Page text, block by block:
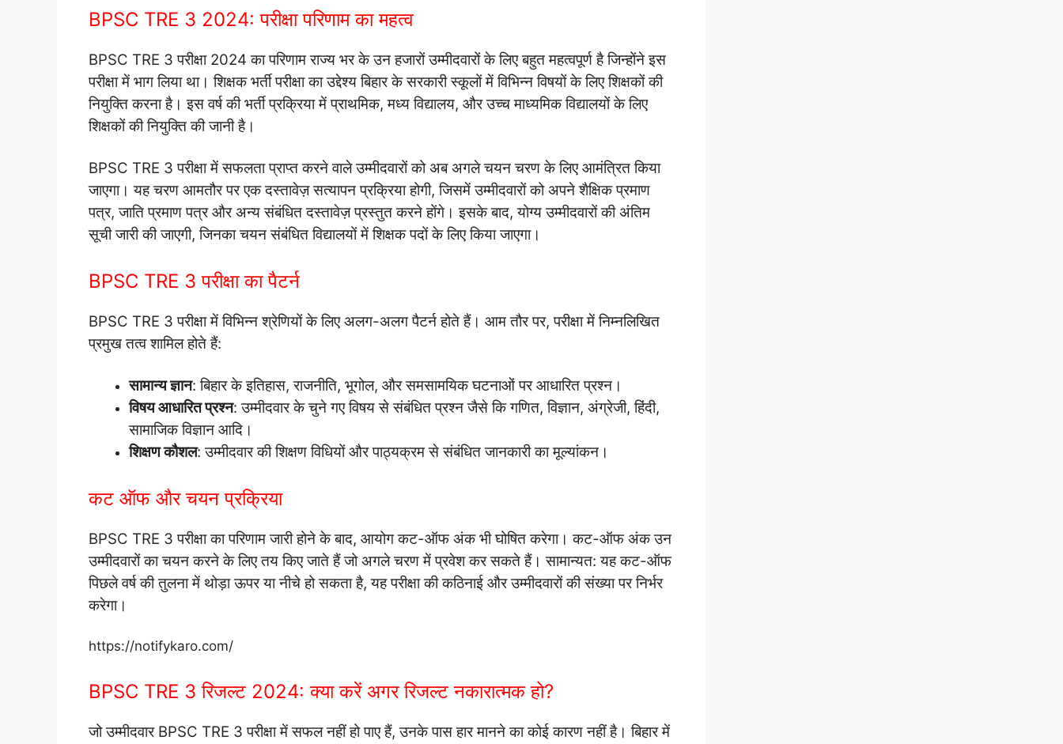
BPSC TRE 3 2024: परीक्षा परिणाम का महत्व
BPSC TRE 3 परीक्षा 2024 का परिणाम राज्य भर के उन हजारों उम्मीदवारों के लिए बहुत महत्वपूर्ण है जिन्होंने इस
परीक्षा में भाग लिया था। शिक्षक भर्ती परीक्षा का उद्देश्य बिहार के सरकारी स्कूलों में विभिन्न विषयों के लिए शिक्षकों की
नियुक्ति करना है। इस वर्ष की भर्ती प्रक्रिया में प्राथमिक, मध्य विद्यालय, और उच्च माध्यमिक विद्यालयों के लिए
शिक्षकों की नियुक्ति की जानी है।
BPSC TRE 3 परीक्षा में सफलता प्राप्त करने वाले उम्मीदवारों को अब अगले चयन चरण के लिए आमंत्रित किया
जाएगा। यह चरण आमतौर पर एक दस्तावेज़ सत्यापन प्रक्रिया होगी, जिसमें उम्मीदवारों को अपने शैक्षिक प्रमाण
पत्र, जाति प्रमाण पत्र और अन्य संबंधित दस्तावेज़ प्रस्तुत करने होंगे। इसके बाद, योग्य उम्मीदवारों की अंतिम
सूची जारी की जाएगी, जिनका चयन संबंधित विद्यालयों में शिक्षक पदों के लिए किया जाएगा।
BPSC TRE 3 परीक्षा का पैटर्न
BPSC TRE 3 परीक्षा में विभिन्न श्रेणियों के लिए अलग-अलग पैटर्न होते हैं। आम तौर पर, परीक्षा में निम्नलिखित
प्रमुख तत्व शामिल होते हैं:
सामान्य ज्ञान: बिहार के इतिहास, राजनीति, भूगोल, और समसामयिक घटनाओं पर आधारित प्रश्न।
विषय आधारित प्रश्न: उम्मीदवार के चुने गए विषय से संबंधित प्रश्न जैसे कि गणित, विज्ञान, अंग्रेजी, हिंदी,
सामाजिक विज्ञान आदि।
शिक्षण कौशल: उम्मीदवार की शिक्षण विधियों और पाठ्यक्रम से संबंधित जानकारी का मूल्यांकन।
कट ऑफ और चयन प्रक्रिया
BPSC TRE 3 परीक्षा का परिणाम जारी होने के बाद, आयोग कट-ऑफ अंक भी घोषित करेगा। कट-ऑफ अंक उन
उम्मीदवारों का चयन करने के लिए तय किए जाते हैं जो अगले चरण में प्रवेश कर सकते हैं। सामान्यत: यह कट-ऑफ
पिछले वर्ष की तुलना में थोड़ा ऊपर या नीचे हो सकता है, यह परीक्षा की कठिनाई और उम्मीदवारों की संख्या पर निर्भर
करेगा।
https://notifykaro.com/
BPSC TRE 3 रिजल्ट 2024: क्या करें अगर रिजल्ट नकारात्मक हो?
जो उम्मीदवार BPSC TRE 3 परीक्षा में सफल नहीं हो पाए हैं, उनके पास हार मानने का कोई कारण नहीं है। बिहार में